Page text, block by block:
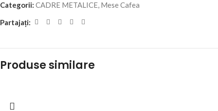
Categorii: CADRE METALICE, Mese Cafea
Partajați:
Produse similare